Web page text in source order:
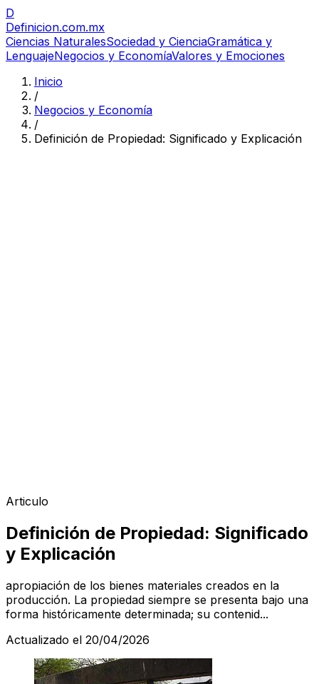
D
Definicion.com.mx
Ciencias NaturalesSociedad y CienciaGramática y
LenguajeNegocios y EconomíaValores y Emociones
Inicio
/
Negocios y Economía
/
Definición de Propiedad: Significado y Explicación
Articulo
Definición de Propiedad: Significado
y Explicación
apropiación de los bienes materiales creados en la
producción. La propiedad siempre se presenta bajo una
forma históricamente determinada; su contenid...
Actualizado el 20/04/2026